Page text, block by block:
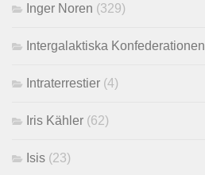
Inger Noren (329)
Intergalaktiska Konfederationen
Intraterrestier (4)
Iris Kähler (62)
Isis (23)